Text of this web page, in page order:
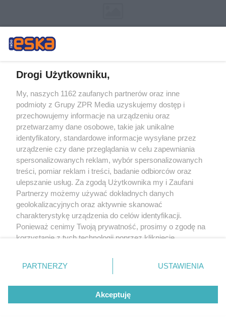
Żaden utwór zamieszczony w serwisie nie może być powielany i
rozpowszechniany lub dalej rozpowszechniany w jakikolwiek sposób (w
tym także elektroniczny lub mechaniczny) na jakimkolwiek polu
eksploatacji w jakiejkolwiek formie, włącznie z umieszczaniem w Internecie
bez pisemnej zgody właściciela praw. Jakiekolwiek użycie lub
wykorzystanie utworów w całości lub w części z naruszeniem prawa, tzn.
bez właściwej zgody, jest zabronione pod groźbą kary i może być ścigane
prawnie.
O nas
Drogi Użytkowniku,
My, naszych 1162 zaufanych partnerów oraz inne
podmioty z Grupy ZPR Media uzyskujemy dostęp i
przechowujemy informacje na urządzeniu oraz
przetwarzamy dane osobowe, takie jak unikalne
identyfikatory, standardowe informacje wysyłane przez
urządzenie czy dane przeglądania w celu zapewniania
spersonalizowanych reklam, wybór spersonalizowanych
treści, pomiar reklam i treści, badanie odbiorców oraz
ulepszanie usług. Za zgodą Użytkownika my i Zaufani
Partnerzy możemy używać dokładnych danych
geolokalizacyjnych oraz aktywnie skanować
charakterystykę urządzenia do celów identyfikacji.
Ponieważ cenimy Twoją prywatność, prosimy o zgodę na
korzystanie z tych technologii poprzez kliknięcie
zmienić/wycofać klikając przycisk ustawień prywatności
znajdujący się w lewym dolnym rogu strony
rodzaje przetwarzania danych nie wymagają zgody
użytkownika, ale masz prawo sprzeciwić się takiemu
przetwarzaniu. Preferencje będą miały zastosowanie tylko
PARTNERZY USTAWIENIA
Akceptuję